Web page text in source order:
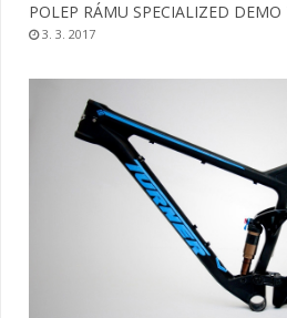
POLEP RÁMU SPECIALIZED DEMO
3. 3. 2017